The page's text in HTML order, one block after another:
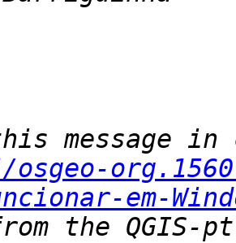
em-
the